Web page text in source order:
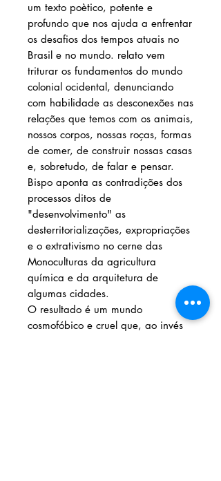
um texto poètico, potente e
profundo que nos ajuda a enfrentar
os desafios dos tempos atuais no
Brasil e no mundo. relato vem
triturar os fundamentos do mundo
colonial ocidental, denunciando
com habilidade as desconexões nas
relações que temos com os animais,
nossos corpos, nossas roças, formas
de comer, de construir nossas casas
e, sobretudo, de falar e pensar.
Bispo aponta as contradições dos
processos ditos de
"desenvolvimento" as
desterritorializações, expropriações
e o extrativismo no cerne das
Monoculturas da agricultura
química e da arquitetura de
algumas cidades.
O resultado é um mundo
cosmofóbico e cruel que, ao invés